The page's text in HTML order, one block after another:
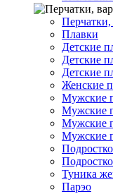
Плавки
Детские
Детские
Детские
Женские
Мужские
Мужские
Мужские
Мужские
Туникa
Парэо